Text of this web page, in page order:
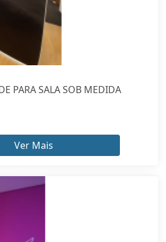
PARA SALA SOB MEDIDA
Ver Mais